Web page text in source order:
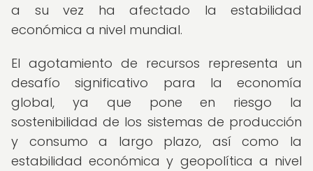
a su vez ha afectado la estabilidad
económica a nivel mundial.
El agotamiento de recursos representa un
desafío significativo para la economía
global, ya que pone en riesgo la
sostenibilidad de los sistemas de producción
y consumo a largo plazo, así como la
estabilidad económica y geopolítica a nivel